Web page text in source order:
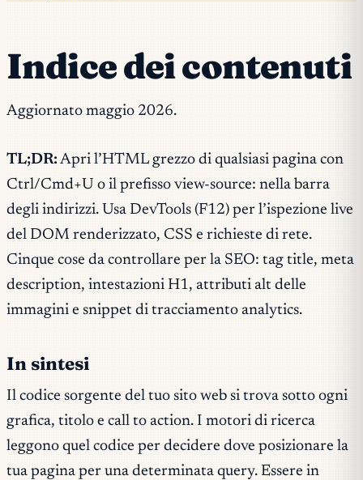
Indice dei contenuti
Aggiornato maggio 2026.
TL;DR: Apri l’HTML grezzo di qualsiasi pagina con
Ctrl/Cmd+U o il prefisso view-source: nella barra
degli indirizzi. Usa DevTools (F12) per l’ispezione live
del DOM renderizzato, CSS e richieste di rete.
Cinque cose da controllare per la SEO: tag title, meta
description, intestazioni H1, attributi alt delle
immagini e snippet di tracciamento analytics.
In sintesi
Il codice sorgente del tuo sito web si trova sotto ogni
grafica, titolo e call to action. I motori di ricerca
leggono quel codice per decidere dove posizionare la
tua pagina per una determinata query. Essere in